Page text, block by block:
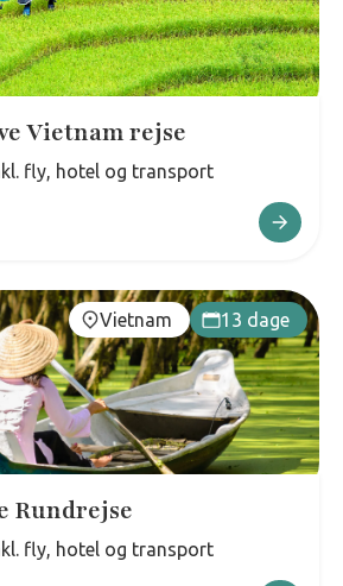
Vietnam rejse
fly, hotel og transport
Vietnam 13 dage
Rundrejse
fly, hotel og transport